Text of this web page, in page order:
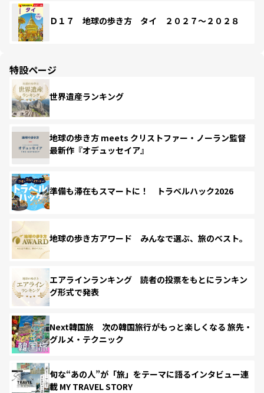
Ｄ１７ 地球の歩き方 タイ ２０２７～２０２８
特設ページ
世界遺産ランキング
地球の歩き方 meets クリストファー・ノーラン監督
最新作『オデュッセイア』
準備も滞在もスマートに！ トラベルハック2026
地球の歩き方アワード みんなで選ぶ、旅のベスト。
エアラインランキング 読者の投票をもとにランキン
グ形式で発表
Next韓国旅 次の韓国旅行がもっと楽しくなる 旅先・
グルメ・テクニック
旬な“あの人”が「旅」をテーマに語るインタビュー連
載 MY TRAVEL STORY